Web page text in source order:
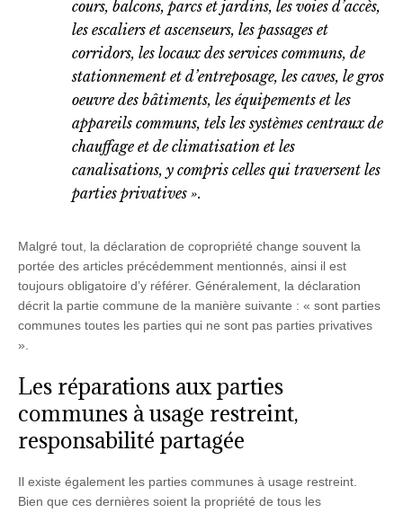
cours, balcons, parcs et jardins, les voies d’accès,
les escaliers et ascenseurs, les passages et
corridors, les locaux des services communs, de
stationnement et d’entreposage, les caves, le gros
oeuvre des bâtiments, les équipements et les
appareils communs, tels les systèmes centraux de
chauffage et de climatisation et les
canalisations, y compris celles qui traversent les
parties privatives ».
Malgré tout, la déclaration de copropriété change souvent la
portée des articles précédemment mentionnés, ainsi il est
toujours obligatoire d’y référer. Généralement, la déclaration
décrit la partie commune de la manière suivante : « sont parties
communes toutes les parties qui ne sont pas parties privatives
».
Les réparations aux parties
communes à usage restreint,
responsabilité partagée
Il existe également les parties communes à usage restreint.
Bien que ces dernières soient la propriété de tous les